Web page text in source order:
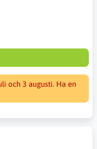
och 3 augusti. Ha en